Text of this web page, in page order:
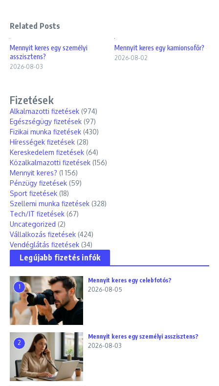
Related Posts
Mennyit keres egy személyi
asszisztens?
2026-08-03
Mennyit keres egy kamionsofőr?
2026-08-02
Fizetések
Alkalmazotti fizetések (974)
Egészségügy fizetések (97)
Fizikai munka fizetések (430)
Hírességek fizetések (28)
Kereskedelem fizetések (64)
Közalkalmazotti fizetések (156)
Mennyit keres? (1 156)
Pénzügy fizetések (59)
Sport fizetések (18)
Szellemi munka fizetések (328)
Tech/IT fizetések (67)
Uncategorized (2)
Vállalkozás fizetések (424)
Vendéglátás fizetések (34)
Legújabb fizetés infók
1
Mennyit keres egy celebfotós?
2026-08-05
2
Mennyit keres egy személyi asszisztens?
2026-08-03